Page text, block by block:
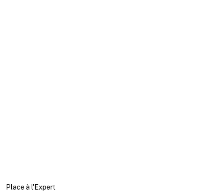
Place à l'Expert